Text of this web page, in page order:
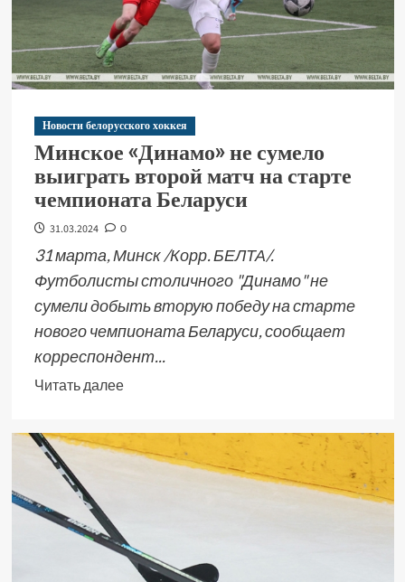
Новости белорусского хоккея
Минское «Динамо» не сумело
выиграть второй матч на старте
чемпионата Беларуси
31.03.2024 0
31 марта, Минск /Корр. БЕЛТА/.
Футболисты столичного "Динамо" не
сумели добыть вторую победу на старте
нового чемпионата Беларуси, сообщает
корреспондент...
Читать далее